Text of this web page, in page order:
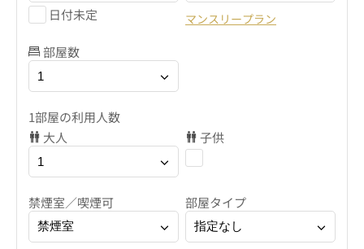
日付未定 マンスリープラン
部屋数
1部屋の利用人数
大人
子供
禁煙室／喫煙可 部屋タイプ